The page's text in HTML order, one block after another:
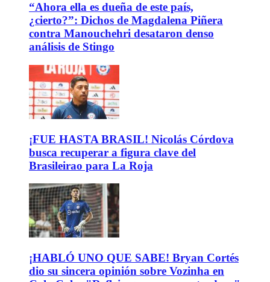
“Ahora ella es dueña de este país,
¿cierto?”: Dichos de Magdalena Piñera
contra Manouchehri desataron denso
análisis de Stingo
¡FUE HASTA BRASIL! Nicolás Córdova
busca recuperar a figura clave del
Brasileirao para La Roja
¡HABLÓ UNO QUE SABE! Bryan Cortés
dio su sincera opinión sobre Vozinha en